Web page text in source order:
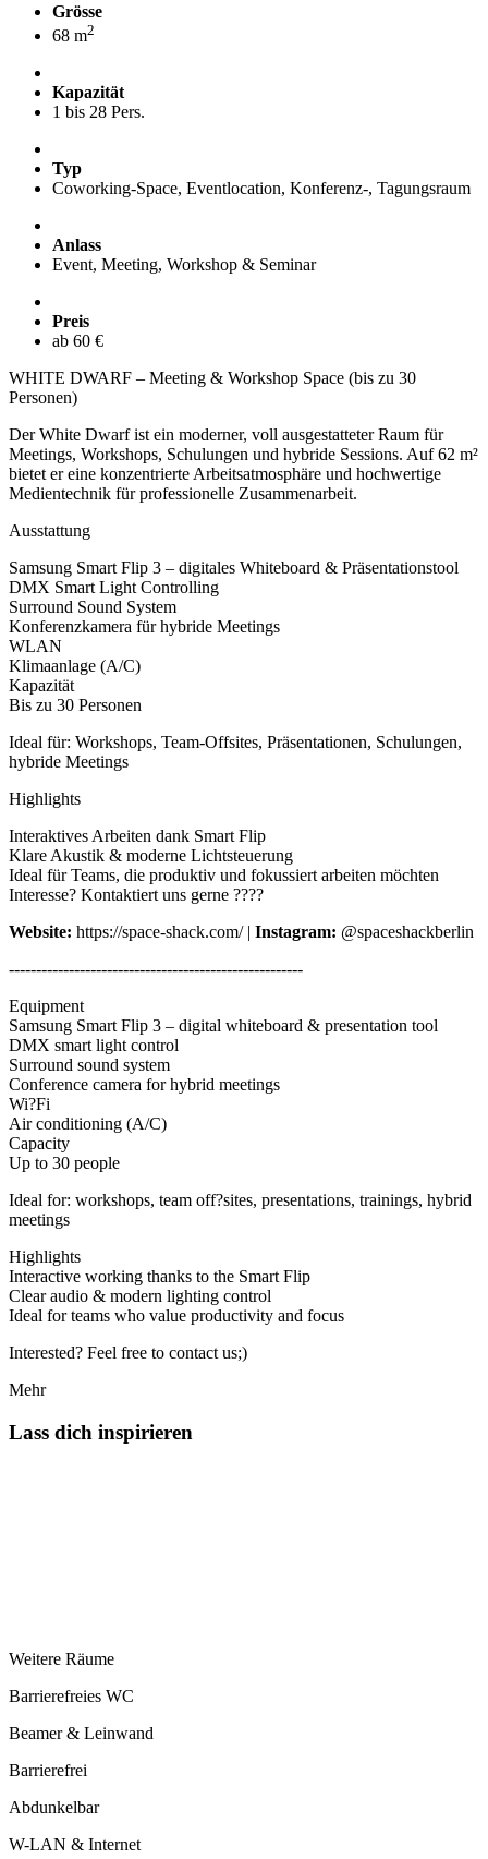
Grösse
68 m2
Kapazität
1 bis 28 Pers.
Typ
Coworking-Space, Eventlocation, Konferenz-, Tagungsraum
Anlass
Event, Meeting, Workshop & Seminar
Preis
ab 60 €
WHITE DWARF – Meeting & Workshop Space (bis zu 30
Personen)
Der White Dwarf ist ein moderner, voll ausgestatteter Raum für
Meetings, Workshops, Schulungen und hybride Sessions. Auf 62 m²
bietet er eine konzentrierte Arbeitsatmosphäre und hochwertige
Medientechnik für professionelle Zusammenarbeit.
Ausstattung
Samsung Smart Flip 3 – digitales Whiteboard & Präsentationstool
DMX Smart Light Controlling
Surround Sound System
Konferenzkamera für hybride Meetings
WLAN
Klimaanlage (A/C)
Kapazität
Bis zu 30 Personen
Ideal für: Workshops, Team-Offsites, Präsentationen, Schulungen,
hybride Meetings
Highlights
Interaktives Arbeiten dank Smart Flip
Klare Akustik & moderne Lichtsteuerung
Ideal für Teams, die produktiv und fokussiert arbeiten möchten
Interesse? Kontaktiert uns gerne ????
Website: https://space-shack.com/ | Instagram: @spaceshackberlin
------------------------------------------------------
Equipment
Samsung Smart Flip 3 – digital whiteboard & presentation tool
DMX smart light control
Surround sound system
Conference camera for hybrid meetings
Wi?Fi
Air conditioning (A/C)
Capacity
Up to 30 people
Ideal for: workshops, team off?sites, presentations, trainings, hybrid
meetings
Highlights
Interactive working thanks to the Smart Flip
Clear audio & modern lighting control
Ideal for teams who value productivity and focus
Interested? Feel free to contact us;)
Mehr
Lass dich inspirieren
Weitere Räume
Barrierefreies WC
Beamer & Leinwand
Barrierefrei
Abdunkelbar
W-LAN & Internet